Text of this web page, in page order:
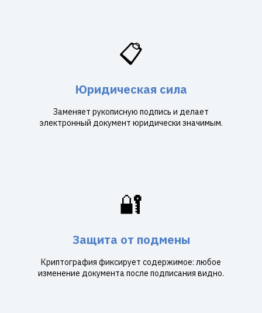
📋
Юридическая сила
Заменяет рукописную подпись и делает
электронный документ юридически значимым.
🔐
Защита от подмены
Криптография фиксирует содержимое: любое
изменение документа после подписания видно.